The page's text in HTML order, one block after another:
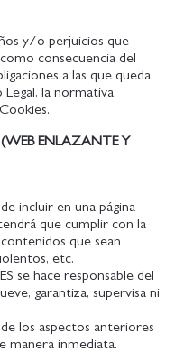
y/o perjuicios que
consecuencia del
a las que queda
la normativa
(WEB ENLAZANTE Y
incluir en una página
que cumplir con la
que sean
etc.
se hace responsable del
garantiza, supervisa ni
los aspectos anteriores
manera inmediata.